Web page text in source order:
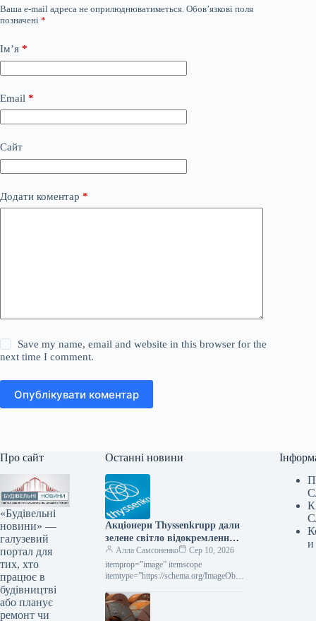
Ваша e-mail адреса не оприлюднюватиметься. Обов’язкові поля
позначені *
Ім’я *
Email *
Сайт
Додати коментар *
Save my name, email and website in this browser for the
next time I comment.
Опублікувати коментар
Про сайт
«Будівельні
новини» —
галузевий
портал для
тих, хто
працює в
будівництві
або планує
ремонт чи
Останні новини
Акціонери Thyssenkrupp дали
зелене світло відокремленню
підрозділу з обробки
матеріалів.
Алла Самсоненко
Сер 10, 2026
itemprop=”image” itemscope
itemtype=”https://schema.org/ImageObje
ThyssenKrupp Новини Компанії
Thyssenkrupp Роздрукувати 90 10
и